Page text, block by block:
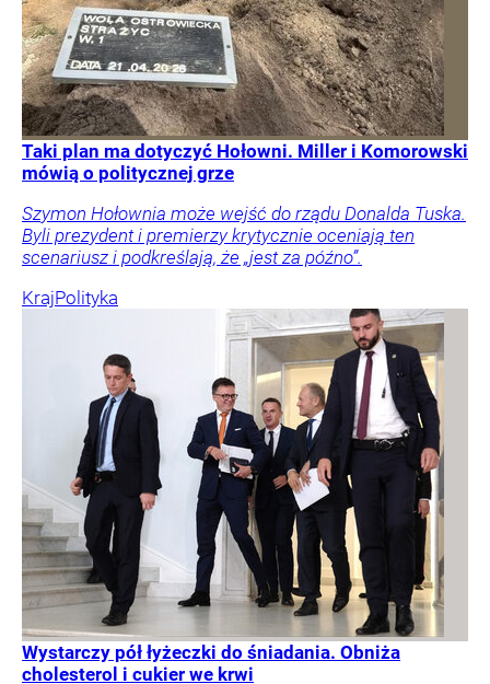
Taki plan ma dotyczyć Hołowni. Miller i Komorowski
mówią o politycznej grze
Szymon Hołownia może wejść do rządu Donalda Tuska.
Byli prezydent i premierzy krytycznie oceniają ten
scenariusz i podkreślają, że „jest za późno”.
KrajPolityka
Wystarczy pół łyżeczki do śniadania. Obniża
cholesterol i cukier we krwi